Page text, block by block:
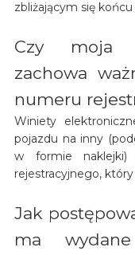
zbliżającym się
Czy moja
zachowa
numeru
Winiety
pojazdu na inny
w formie
rejestracyjnego, który
Jak
ma